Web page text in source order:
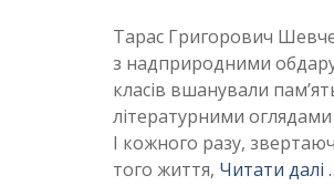
Тарас Григорович
з надприродними
класів вшанували
літературними
І кожного разу,
того життя, Читати далі